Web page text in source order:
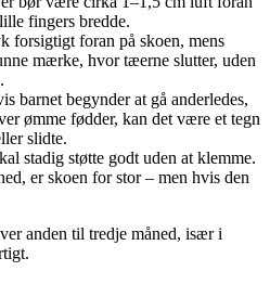
fingers bredde.
forsigtigt foran på skoen, mens
mærke, hvor tæerne slutter, uden
barnet begynder at gå anderledes,
ømme fødder, kan det være et tegn
slidte.
stadig støtte godt uden at klemme.
er skoen for stor – men hvis den
anden til tredje måned, især i